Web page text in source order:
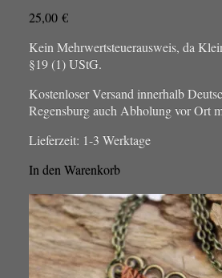
25,00 €
Kein Mehrwertsteuerausweis, da
§19 (1) UStG.
Kostenloser Versand innerhalb
Regensburg auch Abholung vor Ort
Lieferzeit: 1-3 Werktage
In den Warenkorb